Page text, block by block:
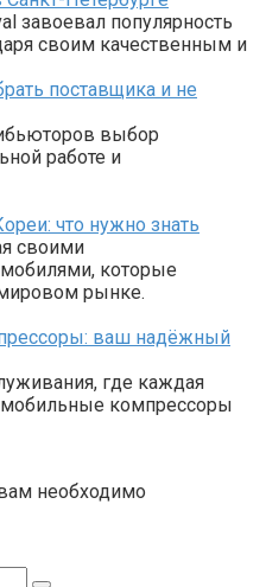
завоевал популярность
своим качественным и
поставщика и не
выбор
работе и
что нужно знать
своими
которые
рынке.
ваш надёжный
где каждая
компрессоры
необходимо